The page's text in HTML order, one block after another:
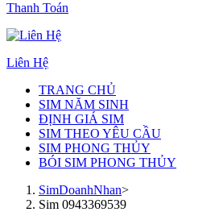
Thanh Toán
Liên Hệ
TRANG CHỦ
SIM NĂM SINH
ĐỊNH GIÁ SIM
SIM THEO YÊU CẦU
SIM PHONG THỦY
BÓI SIM PHONG THỦY
SimDoanhNhan>
Sim 0943369539